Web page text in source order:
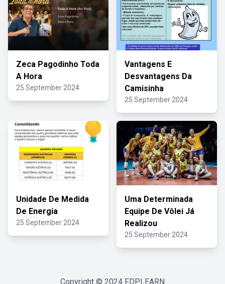
Zeca Pagodinho Toda
A Hora
25 September 2024
Vantagens E
Desvantagens Da
Camisinha
25 September 2024
Unidade De Medida
De Energia
25 September 2024
Uma Determinada
Equipe De Vôlei Já
Realizou
25 September 2024
Copyright © 2024 FDPLEARN